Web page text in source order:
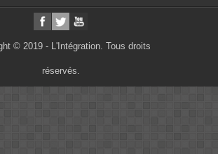
© 2019 - L'Intégration. Tous droits
réservés.